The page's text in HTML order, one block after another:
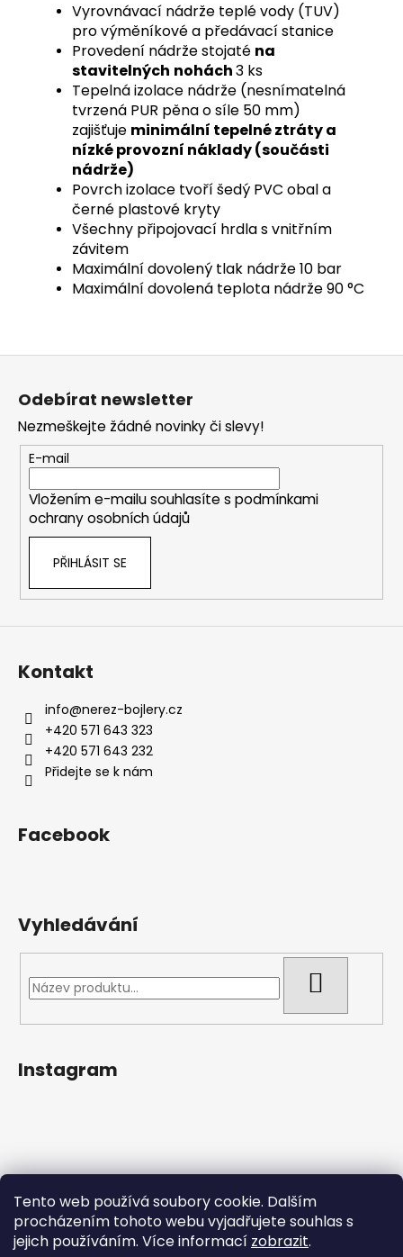
Tento web používá soubory cookie. Dalším
procházením tohoto webu vyjadřujete souhlas s
jejich používáním. Více informací zobrazit.
Vyrovnávací nádrže teplé vody (TUV)
pro výměníkové a předávací stanice
Provedení nádrže stojaté na
stavitelných nohách3 ks
Tepelná izolace nádrže (nesnímatelná
tvrzená PUR pěna o síle 50 mm)
zajišťuje minimální tepelné ztráty a
nízké provozní náklady (součásti
nádrže)
Povrch izolace tvoří šedý PVC obal a
černé plastové kryty
Všechny připojovací hrdla s vnitřním
závitem
Maximální dovolený tlak nádrže 10 bar
Maximální dovolená teplota nádrže 90 °C
Odebírat newsletter
Nezmeškejte žádné novinky či slevy!
E-mail
Vložením e-mailu souhlasíte s podmínkami
ochrany osobních údajů
PŘIHLÁSIT SE
Kontakt
info@nerez-bojlery.cz
+420 571 643 323
+420 571 643 232
Přidejte se k nám
Facebook
Vyhledávání
Instagram